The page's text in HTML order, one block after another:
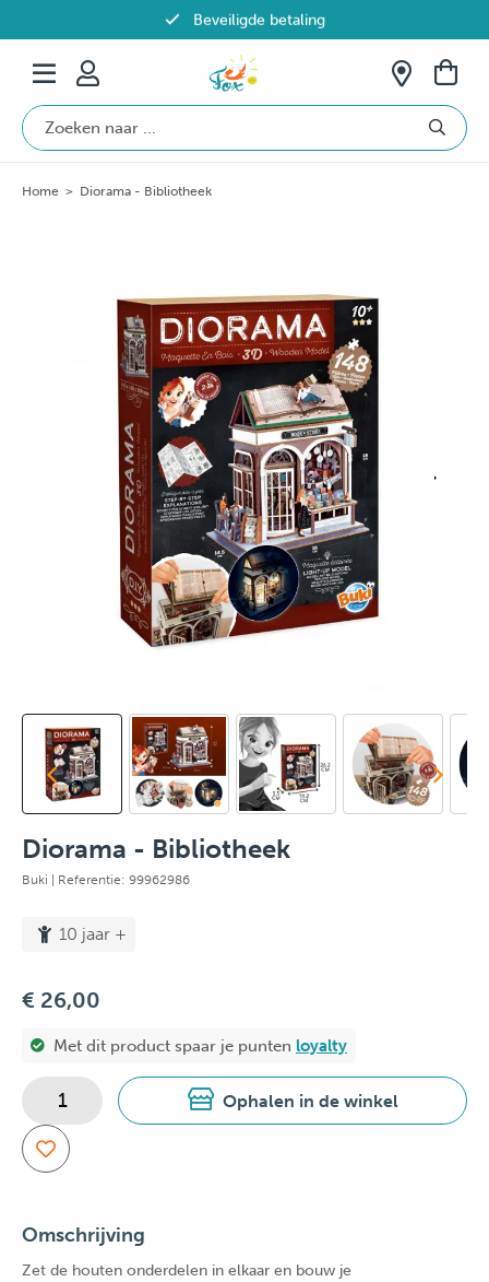
Beveiligde betaling
Gratis verzending vanaf €69 in België
Home > Diorama - Bibliotheek
Diorama - Bibliotheek
Buki | Referentie: 99962986
10 jaar +
€ 26,00
Met dit product spaar je punten loyalty
Ophalen in de winkel
Omschrijving
Zet de houten onderdelen in elkaar en bouw je